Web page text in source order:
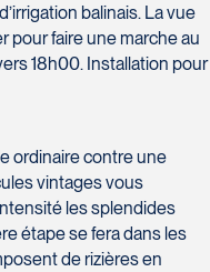
balinais. La vue
pour faire une marche au
18h00. Installation pour
ordinaire contre une
vintages vous
les splendides
étape se fera dans les
de rizières en